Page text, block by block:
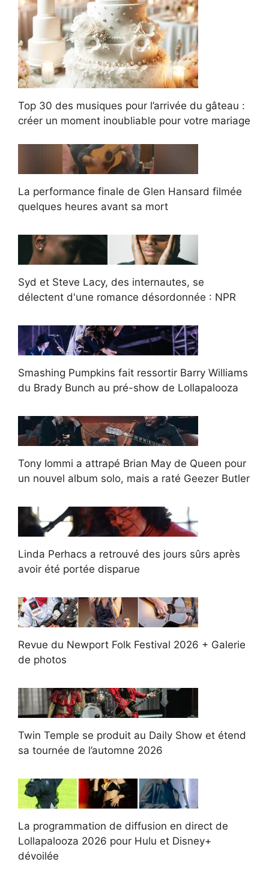
Top 30 des musiques pour l’arrivée du gâteau :
créer un moment inoubliable pour votre mariage
La performance finale de Glen Hansard filmée
quelques heures avant sa mort
Syd et Steve Lacy, des internautes, se
délectent d'une romance désordonnée : NPR
Smashing Pumpkins fait ressortir Barry Williams
du Brady Bunch au pré-show de Lollapalooza
Tony Iommi a attrapé Brian May de Queen pour
un nouvel album solo, mais a raté Geezer Butler
Linda Perhacs a retrouvé des jours sûrs après
avoir été portée disparue
Revue du Newport Folk Festival 2026 + Galerie
de photos
Twin Temple se produit au Daily Show et étend
sa tournée de l’automne 2026
La programmation de diffusion en direct de
Lollapalooza 2026 pour Hulu et Disney+
dévoilée